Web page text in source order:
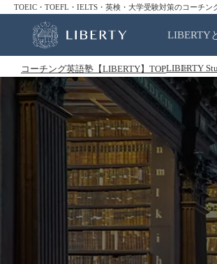
TOEIC・TOEFL・IELTS・英検・大学受験対策のコーチン
LIBERTY
コーチング英語塾【LIBERTY】TOPLIBERTY